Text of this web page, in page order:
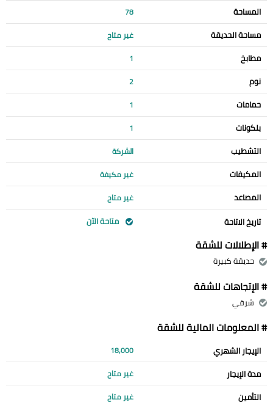
المساحة 78
مساحة الحديقة غير متاح
مطابخ 1
نوم 2
حمامات 1
بلكونات 1
التشطيب الشركة
المكيفات غير مكيفة
المصاعد غير متاح
تاريخ الاتاحة متاحة الآن
# الإطلالات للشقة
حديقة كبيرة
# الإتجاهات للشقة
شرقي
# المعلومات المالية للشقة
الإيجار الشهري 18,000
مدة الإيجار غير متاح
التأمين غير متاح